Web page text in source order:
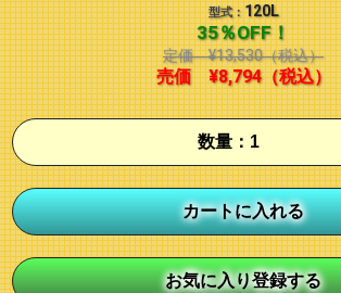
型式：120L
35％OFF！
定価¥13,530（税込）
売価¥8,794（税込）